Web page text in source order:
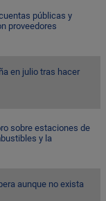
públicas y
proveedores
en julio tras hacer
sobre estaciones de
y la
aunque no exista